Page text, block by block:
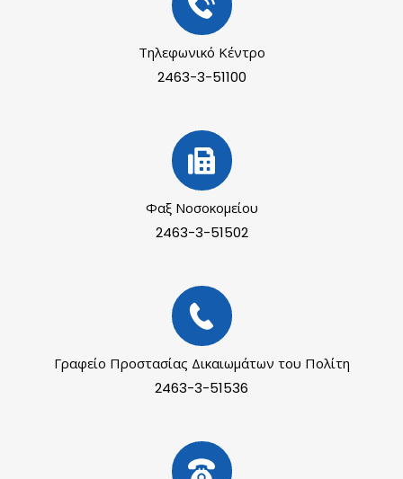
Τηλεφωνικό Κέντρο
2463-3-51100
Φαξ Νοσοκομείου
2463-3-51502
Γραφείο Προστασίας Δικαιωμάτων του Πολίτη
2463-3-51536